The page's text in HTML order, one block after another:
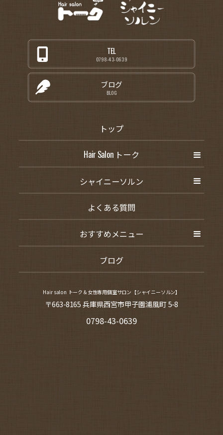
TEL
0798-43-0639
ブログ
BLOG
トップ
Hair Salon トーク
シャイニーソルン
よくある質問
おすすめメニュー
ブログ
Hair salon トーク＆女性専用個室サロン【シャイニーソルン】
〒663-8165 兵庫県西宮市甲子園浦風町 5-8
0798-43-0639